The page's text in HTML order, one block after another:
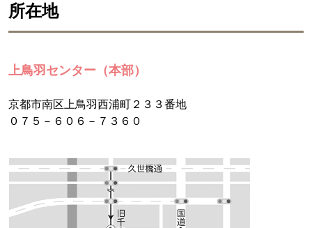
所在地
上鳥羽センター（本部）
京都市南区上鳥羽西浦町２３３番地
０７５－６０６－７３６０